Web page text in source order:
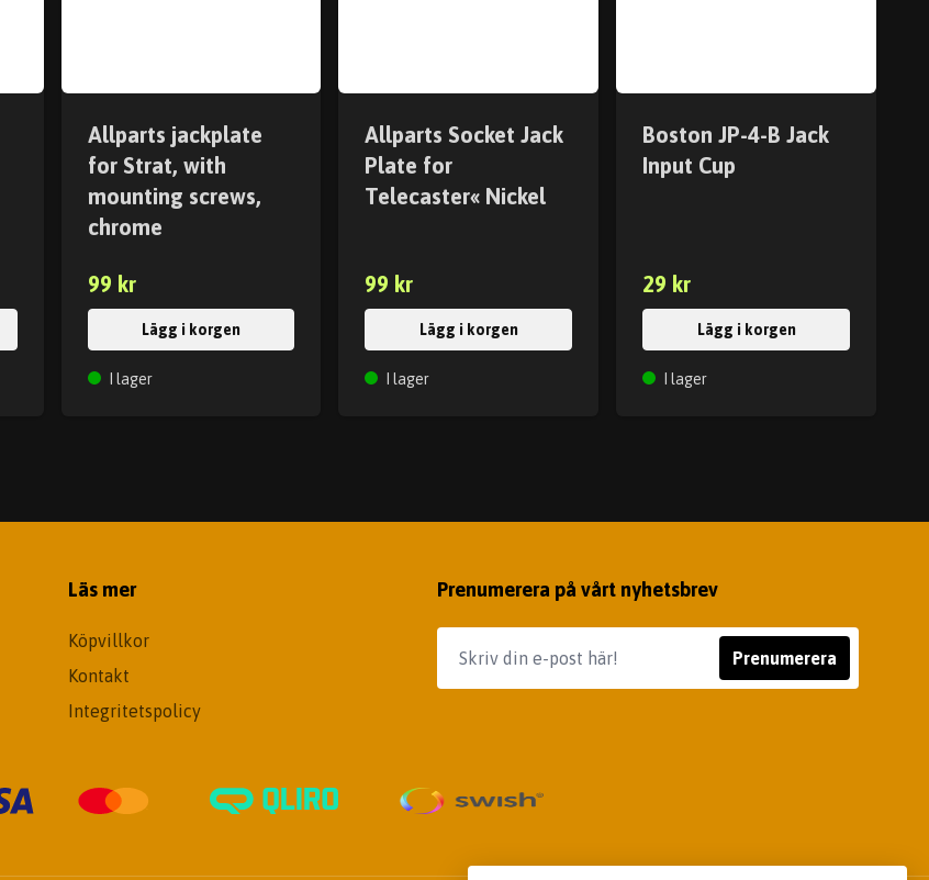
Allparts jackplate
for Strat, with
mounting screws,
chrome
99 kr
Lägg i korgen
I lager
Allparts Socket Jack
Plate for
Telecaster« Nickel
99 kr
Lägg i korgen
I lager
Boston JP-4-B Jack
Input Cup
29 kr
Lägg i korgen
I lager
Läs mer
Köpvillkor
Kontakt
Integritetspolicy
Prenumerera på vårt nyhetsbrev
Prenumerera